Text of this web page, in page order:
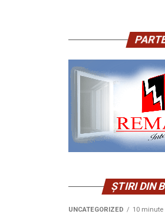
ȘTIRI DIN
UNCATEGORIZED 10 minute